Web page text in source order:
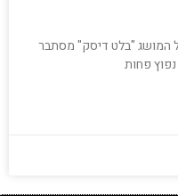
המושג "בלט דיסק" מסתבר
פחות